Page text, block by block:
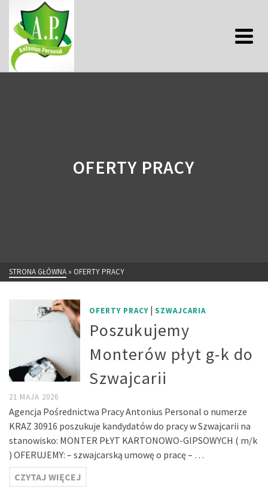
OFERTY PRACY
STRONA GŁÓWNA » OFERTY PRACY
OFERTY PRACY |SZWAJCARIA
Poszukujemy
Monterów płyt g-k do
Szwajcarii
21 MAJA 2026
Agencja Pośrednictwa Pracy Antonius Personal o numerze
KRAZ 30916 poszukuje kandydatów do pracy w Szwajcarii na
stanowisko: MONTER PŁYT KARTONOWO-GIPSOWYCH ( m/k
) OFERUJEMY: – szwajcarską umowę o pracę – …
CZYTAJ WIĘCEJ